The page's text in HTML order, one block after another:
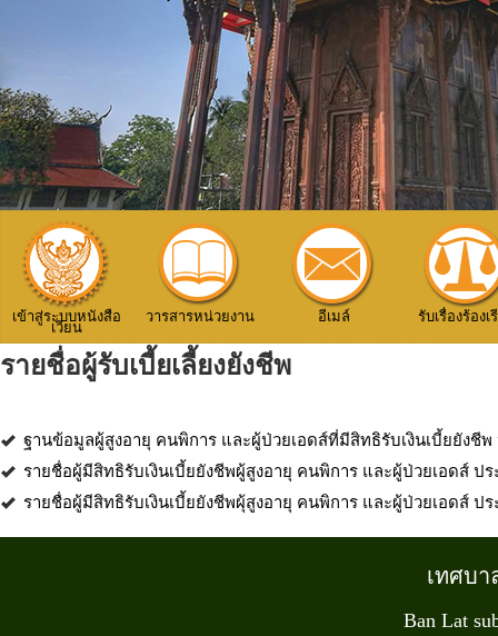
เข้าสู่ระบบหนังสือ
เวียน
วารสารหน่วยงาน อีเมล์ รับเรื่องร้องเ
รายชื่อผู้รับเบี้ยเลี้ยงยังชีพ
ฐานข้อมูลผู้สูงอายุ คนพิการ และผู้ป่วยเอดส์ที่มีสิทธิรับเงินเบี้ยยังชี
รายชื่อผู้มีสิทธิรับเงินเบี้ยยังชีพผู้สูงอายุ คนพิการ และผู้ป่วยเอดส์ ปร
รายชื่อผู้มีสิทธิรับเงินเบี้ยยังชีพผุ้สูงอายุ คนพิการ และผู้ป่วยเอดส์ ปร
เทศบ
Ban Lat